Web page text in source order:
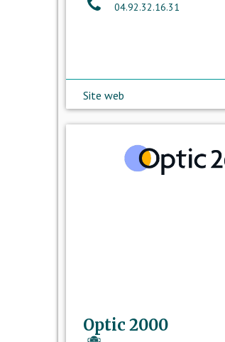
04.92.32.16.31
Site web
Optic 2000